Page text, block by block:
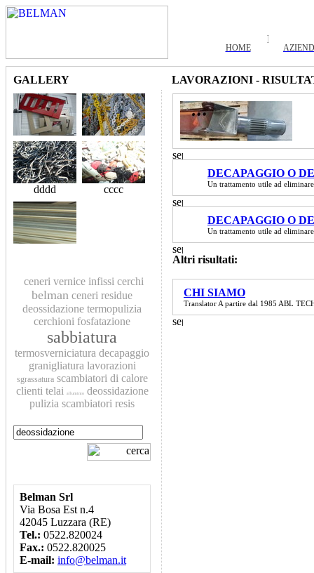
HOME
GALLERY LAVORAZIONI -
dddd cccc
ceneri vernice infissi cerchi
belman ceneri residue
deossidazione termopulizia
cerchioni fosfatazione
sabbiatura
termosverniciatura decapaggio
granigliatura lavorazioni
sgrassatura scambiatori di calore
clienti telai alluminio
deossidazione
pulizia scambiatori resis
Belman Srl
Via Bosa Est n.4
42045 Luzzara (RE)
Tel.: 0522.820024
Fax.: 0522.820025
E-mail: info@belman.it
DECAPAGGIO O
Un trattamento utile ad
DECAPAGGIO O
Un trattamento utile ad
Altri risultati:
CHI SIAMO
Translator A partire dal 1985 ABL